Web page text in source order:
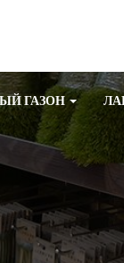
ГАЗОН